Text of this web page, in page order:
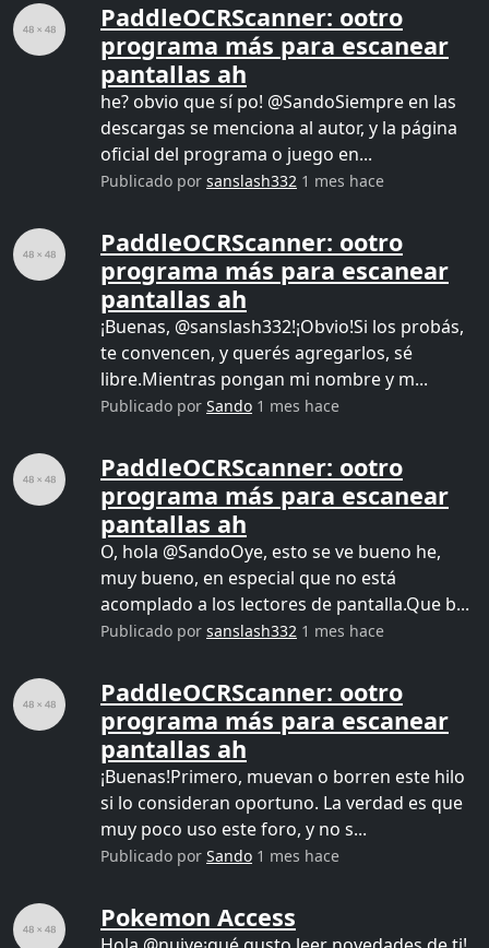
PaddleOCRScanner: ootro
programa más para escanear
pantallas ah
he? obvio que sí po! @SandoSiempre en las
descargas se menciona al autor, y la página
oficial del programa o juego en...
Publicado por sanslash332 1 mes hace
PaddleOCRScanner: ootro
programa más para escanear
pantallas ah
¡Buenas, @sanslash332!¡Obvio!Si los probás,
te convencen, y querés agregarlos, sé
libre.Mientras pongan mi nombre y m...
Publicado por Sando 1 mes hace
PaddleOCRScanner: ootro
programa más para escanear
pantallas ah
O, hola @SandoOye, esto se ve bueno he,
muy bueno, en especial que no está
acomplado a los lectores de pantalla.Que b...
Publicado por sanslash332 1 mes hace
PaddleOCRScanner: ootro
programa más para escanear
pantallas ah
¡Buenas!Primero, muevan o borren este hilo
si lo consideran oportuno. La verdad es que
muy poco uso este foro, y no s...
Publicado por Sando 1 mes hace
Pokemon Access